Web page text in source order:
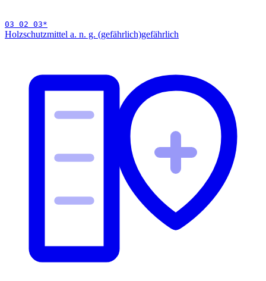
03 02 03*
Holzschutzmittel a. n. g. (gefährlich)gefährlich